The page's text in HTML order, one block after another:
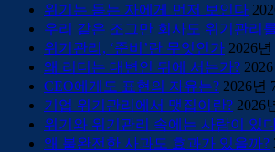
위기는 듣는 자에게 먼저 보인다
우리 같은 조그만 회사도 위기관리
위기관리, ‘준비’란 무엇인가 2026
왜 리더는 대변인 뒤에 서는가?
CEO에게도 표현의 자유는? 2026년
기업 위기관리에서 맷집이란? 2026
위기와 위기관리 속에는 사람이 있
왜 불완전한 사과도 효과가 있을까?